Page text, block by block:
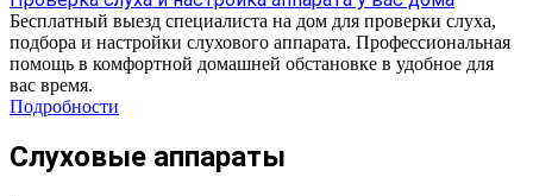
Бесплатный выезд специалиста на дом для проверки слуха,
подбора и настройки слухового аппарата. Профессиональная
помощь в комфортной домашней обстановке в удобное для
вас время.
Подробности
Слуховые аппараты